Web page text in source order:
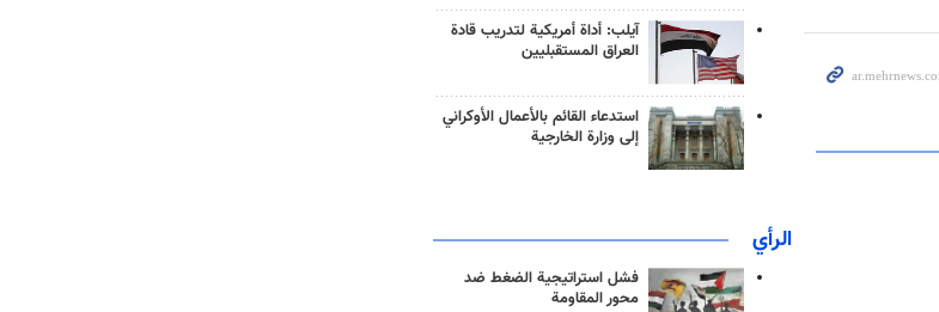
آيلب: أداة أمريكية لتدريب قادة
العراق المستقبليين
استدعاء القائم بالأعمال الأوكراني
إلى وزارة الخارجية
الرأي
فشل استراتيجية الضغط ضد
محور المقاومة